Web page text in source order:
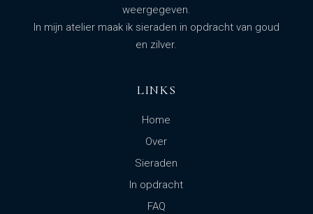
weergegeven.
In mijn atelier maak ik sieraden in opdracht van goud
en zilver.
LINKS
Home
Over
Sieraden
In opdracht
FAQ